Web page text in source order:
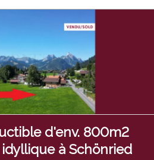
d'env. 800m2
à Schönried